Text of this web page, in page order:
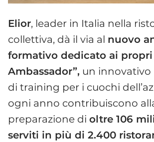
Elior, leader in Italia nella
collettiva, dà il via al nuovo
formativo dedicato ai propri
Ambassador”, un
di training per i cuochi
ogni anno contribuiscono
preparazione di oltre 106
serviti in più di 2.400